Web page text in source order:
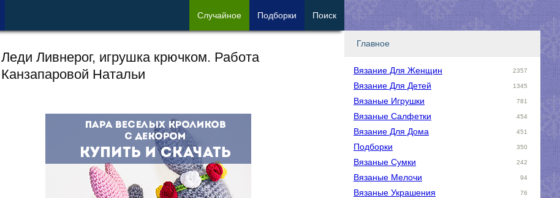
Леди Ливнерог, игрушка крючком. Работа
Канзапаровой Натальи
Главное
Вязание Для Женщин 2357
Вязание Для Детей 1345
Вязаные Игрушки 781
Вязаные Салфетки 454
Вязание Для Дома 451
Подборки 350
Вязаные Сумки 242
Вязаные Мелочи 94
Вязаные Украшения 76
Случайное Подборки Поиск